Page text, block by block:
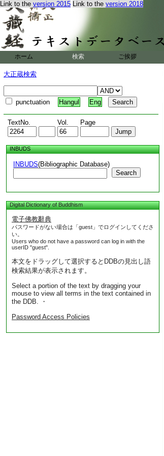
Link to the version 2015 Link to the version 2018
ホーム 検索 ご挨拶
大正蔵検索
punctuation Hangul Eng
TextNo. Vol. Page
INBUDS
INBUDS(Bibliographic Database)
Search
Digital Dictionary of Buddhism
電子佛教辭典
パスワードがない場合は「guest」でログインしてくださ
い。
Users who do not have a password can log in with the
userID "guest".
本文をドラッグして選択するとDDBの見出し語
検索結果が表示されます。
Select a portion of the text by dragging your
mouse to view all terms in the text contained in
the DDB. ・
Password Access Policies